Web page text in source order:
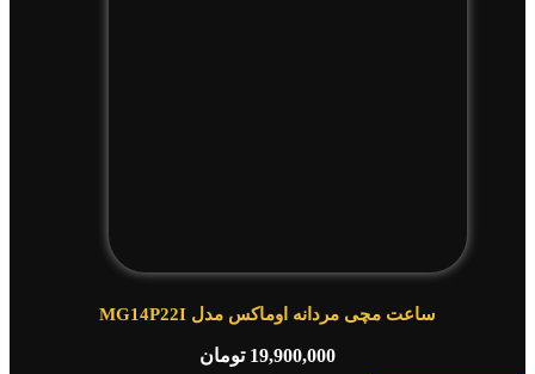
ساعت مچی مردانه اوماکس مدل MG14P22I
19,900,000 تومان